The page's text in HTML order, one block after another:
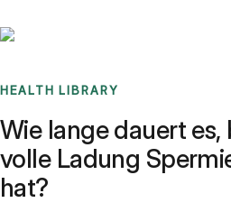
HEALTH LIBRARY
Wie lange dauert es,
volle Ladung
hat?